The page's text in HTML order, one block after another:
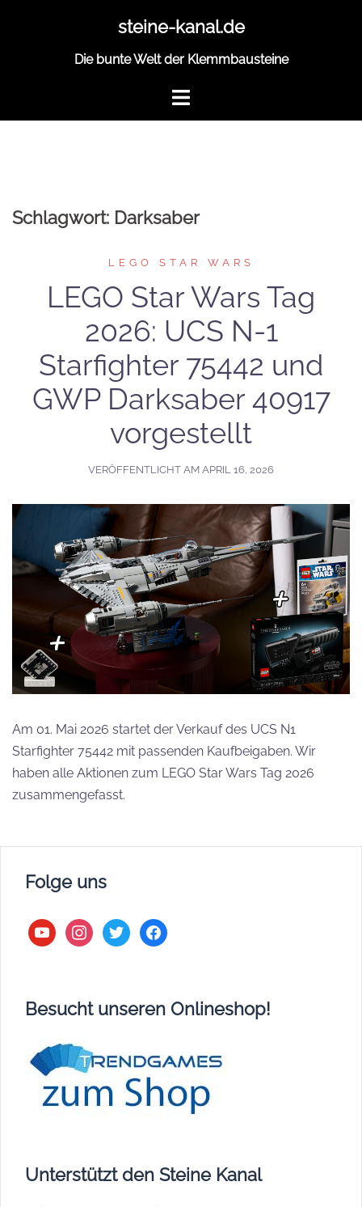
steine-kanal.de
Die bunte Welt der Klemmbausteine
Schlagwort: Darksaber
LEGO STAR WARS
LEGO Star Wars Tag
2026: UCS N-1
Starfighter 75442 und
GWP Darksaber 40917
vorgestellt
VERÖFFENTLICHT AM APRIL 16, 2026
Am 01. Mai 2026 startet der Verkauf des UCS N1
Starfighter 75442 mit passenden Kaufbeigaben. Wir
haben alle Aktionen zum LEGO Star Wars Tag 2026
zusammengefasst.
Folge uns
youtubeinstagram
twitter facebook
Besucht unseren Onlineshop!
Unterstützt den Steine Kanal